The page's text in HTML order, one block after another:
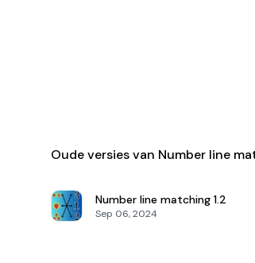
Oude versies van Number line
Number line matching 1.2
Sep 06, 2024